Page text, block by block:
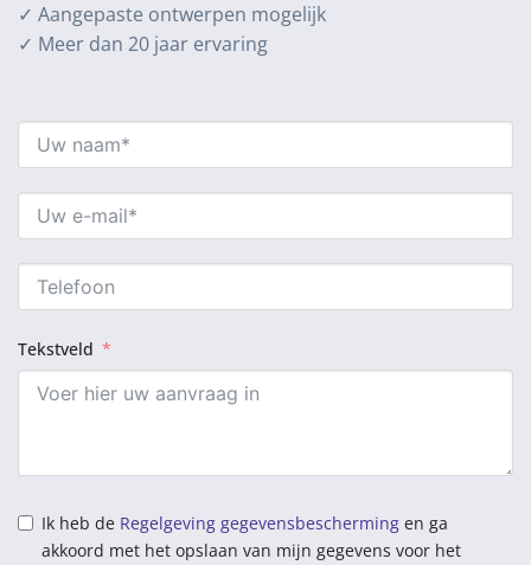
✓ Aangepaste ontwerpen mogelijk
✓ Meer dan 20 jaar ervaring
Tekstveld
Ik heb de Regelgeving gegevensbescherming en ga
akkoord met het opslaan van mijn gegevens voor het